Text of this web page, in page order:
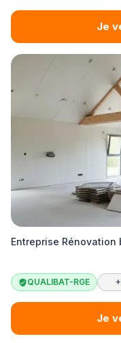
Je
Entreprise Rénovation
QUALIBAT-RGE
Je